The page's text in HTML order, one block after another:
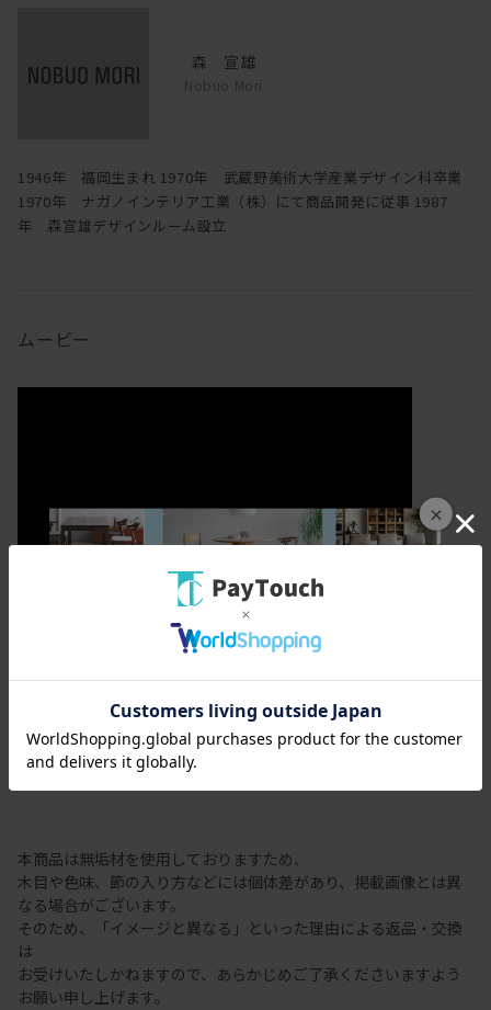
×
森 宣雄
Nobuo Mori
1946年 福岡生まれ 1970年 武蔵野美術大学産業デザイン科卒業
1970年 ナガノインテリア工業（株）にて商品開発に従事 1987
年 森宣雄デザインルーム設立
ムービー
カラメッラ
節有商品の注意事項
本商品は無垢材を使用しておりますため、
木目や色味、節の入り方などには個体差があり、掲載画像とは異
なる場合がございます。
そのため、「イメージと異なる」といった理由による返品・交換
は
お受けいたしかねますので、あらかじめご了承くださいますよう
お願い申し上げます。